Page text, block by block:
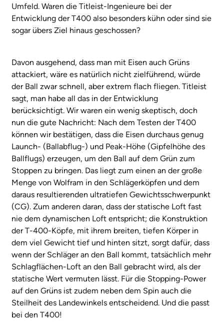
Umfeld. Waren die Titleist-Ingenieure bei der
Entwicklung der T400 also besonders kühn oder sind sie
sogar übers Ziel hinaus geschossen?
Davon ausgehend, dass man mit Eisen auch Grüns
attackiert, wäre es natürlich nicht zielführend, würde
der Ball zwar schnell, aber extrem flach fliegen. Titleist
sagt, man habe all das in der Entwicklung
berücksichtigt. Wir waren ein wenig skeptisch, doch
nun die gute Nachricht: Nach dem Testen der T400
können wir bestätigen, dass die Eisen durchaus genug
Launch- (Ballabflug-) und Peak-Höhe (Gipfelhöhe des
Ballflugs) erzeugen, um den Ball auf dem Grün zum
Stoppen zu bringen. Das liegt zum einen an der große
Menge von Wolfram in den Schlägerköpfen und dem
daraus resultierenden ultratiefen Gewichtsschwerpunkt
(CG). Zum anderen daran, dass der statische Loft fast
nie dem dynamischen Loft entspricht; die Konstruktion
der T-400-Köpfe, mit ihrem breiten, tiefen Körper in
dem viel Gewicht tief und hinten sitzt, sorgt dafür, dass
wenn der Schläger an den Ball kommt, tatsächlich mehr
Schlagflächen-Loft an den Ball gebracht wird, als der
statische Wert vermuten lässt. Für die Stopping-Power
auf den Grüns ist zudem neben dem Spin auch die
Steilheit des Landewinkels entscheidend. Und die passt
bei den T400!